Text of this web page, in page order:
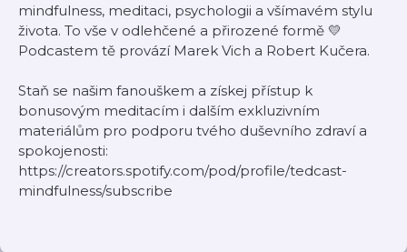
mindfulness, meditaci, psychologii a všímavém stylu
života. To vše v odlehčené a přirozené formě 💛
Podcastem tě provází Marek Vich a Robert Kučera.
Staň se našim fanouškem a získej přístup k
bonusovým meditacím i dalším exkluzivním
materiálům pro podporu tvého duševního zdraví a
spokojenosti:
https://creators.spotify.com/pod/profile/tedcast-
mindfulness/subscribe